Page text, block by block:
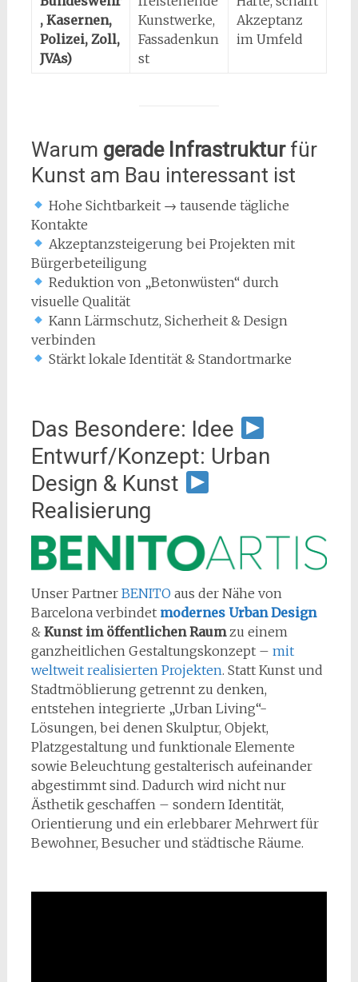
, Kasernen,
Polizei, Zoll,
JVAs)
Kunstwerke,
Fassadenkun
st
Akzeptanz
im Umfeld
Warum gerade Infrastrukturfür
Kunst am Bau interessant ist
Hohe Sichtbarkeit → tausende tägliche
Kontakte
Akzeptanzsteigerung bei Projekten mit
Bürgerbeteiligung
Reduktion von „Betonwüsten“ durch
visuelle Qualität
Kann Lärmschutz, Sicherheit & Design
verbinden
Stärkt lokale Identität & Standortmarke
Das Besondere: Idee
Entwurf/Konzept: Urban
Design & Kunst
Realisierung
Unser Partner BENITO aus der Nähe von
Barcelona verbindet modernes Urban Design
& Kunst im öffentlichen Raumzu einem
ganzheitlichen Gestaltungskonzept – mit
weltweit realisierten Projekten. Statt Kunst und
Stadtmöblierung getrennt zu denken,
entstehen integrierte „Urban Living“-
Lösungen, bei denen Skulptur, Objekt,
Platzgestaltung und funktionale Elemente
sowie Beleuchtung gestalterisch aufeinander
abgestimmt sind. Dadurch wird nicht nur
Ästhetik geschaffen – sondern Identität,
Orientierung und ein erlebbarer Mehrwert für
Bewohner, Besucher und städtische Räume.